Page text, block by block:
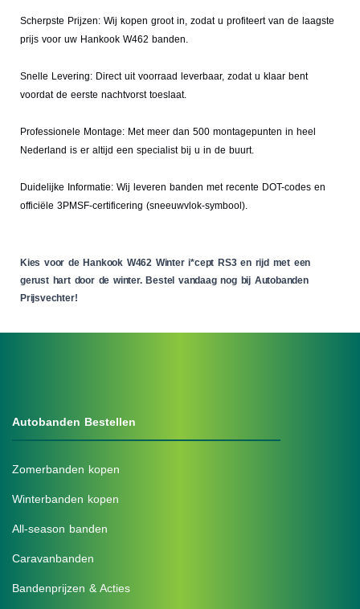
Scherpste Prijzen: Wij kopen groot in, zodat u profiteert van de laagste
prijs voor uw Hankook W462 banden.
Snelle Levering: Direct uit voorraad leverbaar, zodat u klaar bent
voordat de eerste nachtvorst toeslaat.
Professionele Montage: Met meer dan 500 montagepunten in heel
Nederland is er altijd een specialist bij u in de buurt.
Duidelijke Informatie: Wij leveren banden met recente DOT-codes en
officiële 3PMSF-certificering (sneeuwvlok-symbool).
Kies voor de Hankook W462 Winter i*cept RS3 en rijd met een
gerust hart door de winter. Bestel vandaag nog bij Autobanden
Prijsvechter!
Autobanden Bestellen
Zomerbanden kopen
Winterbanden kopen
All-season banden
Caravanbanden
Bandenprijzen & Acties